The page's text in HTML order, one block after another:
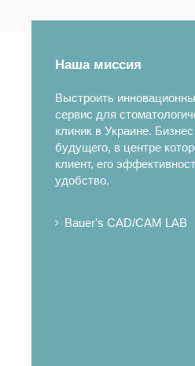
Наша миссия
Выстроить
сервис для
клиник в Украине. Бизнес
будущего, в центре
клиент, его
удобство.
Bauer's CAD/CAM LAB